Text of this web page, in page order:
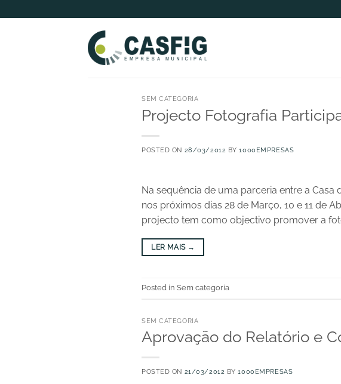
to
SEM CATEGORIA
Projecto Fotografia
POSTED ON 28/03/2012 BY1000EMPRESAS
Na sequência de uma parceria entre a Casa
nos próximos dias 28 de Março, 10 e 11 de
projecto tem como objectivo promover a
LER MAIS →
Posted in Sem categoria
SEM CATEGORIA
Aprovação do Relatório e
POSTED ON 21/03/2012 BY1000EMPRESAS